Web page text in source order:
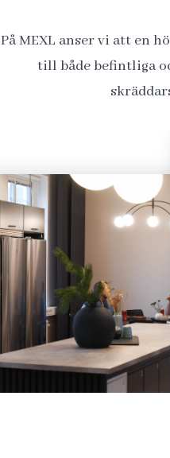
På MEXL anser vi att en
till både befintliga